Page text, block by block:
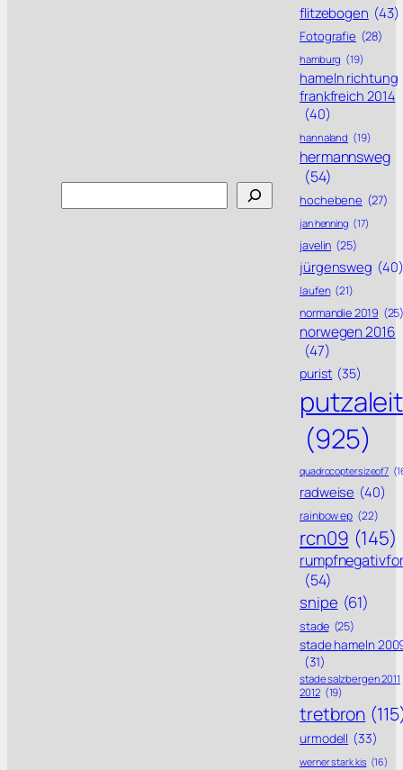
flitzebogen (43)
Fotografie (28)
hamburg (19)
hameln richtung
frankfreich 2014
(40)
hannaland (19)
hermannsweg
(54)
hochebene (27)
jan henning (17)
javelin (25)
jürgensweg (40)
laufen (21)
normandie 2019
norwegen 2016
(47)
purist (35)
putzaleit
(925)
quadrocoptersizeof7
radweise (40)
rainbow ep (22)
rcn09 (145)
(54)
snipe (61)
stade (25)
stade hameln
(31)
stade salzbergen 2011
2012 (19)
tretbron
urmodell (33)
werner stark kis (16)